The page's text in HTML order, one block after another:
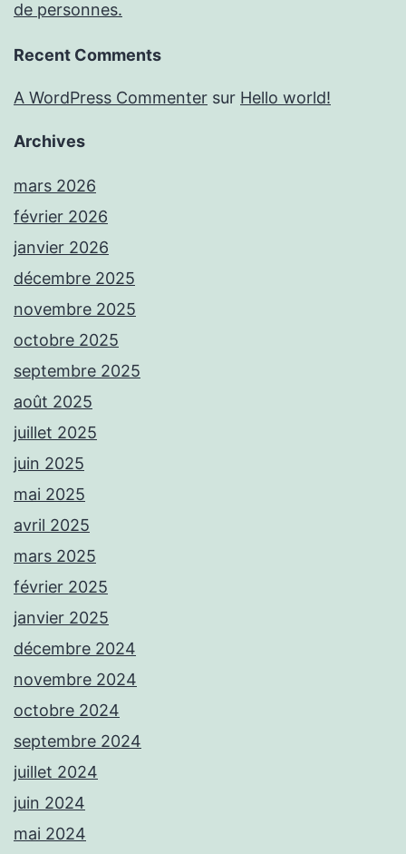
de personnes.
Recent Comments
A WordPress Commenter sur Hello world!
Archives
mars 2026
février 2026
janvier 2026
décembre 2025
novembre 2025
octobre 2025
septembre 2025
août 2025
juillet 2025
juin 2025
mai 2025
avril 2025
mars 2025
février 2025
janvier 2025
décembre 2024
novembre 2024
octobre 2024
septembre 2024
juillet 2024
juin 2024
mai 2024